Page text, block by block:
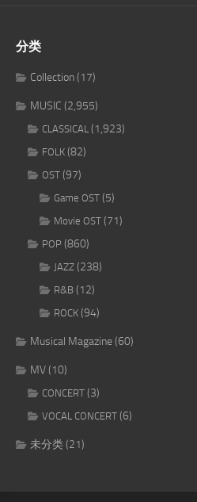
分类
Collection(17)
MUSIC (2,955)
CLASSICAL (1,923)
FOLK (82)
OST (97)
Game OST (5)
Movie OST (71)
POP (860)
JAZZ (238)
R&B (12)
ROCK (94)
Musical Magazine(60)
MV(10)
CONCERT (3)
VOCAL CONCERT (6)
未分类(21)